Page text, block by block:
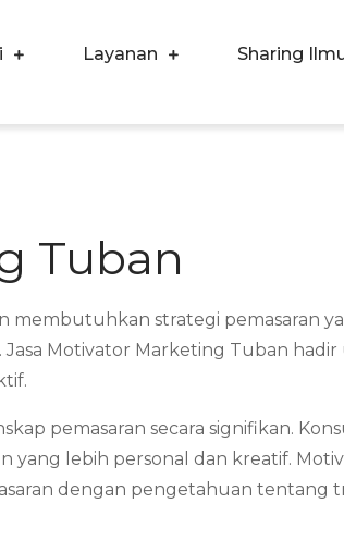
Layanan Sharing
Tuban
membutuhkan strategi pemasaran
Motivator Marketing Tuban
pemasaran secara signifikan.
lebih personal dan kreatif.
dengan pengetahuan